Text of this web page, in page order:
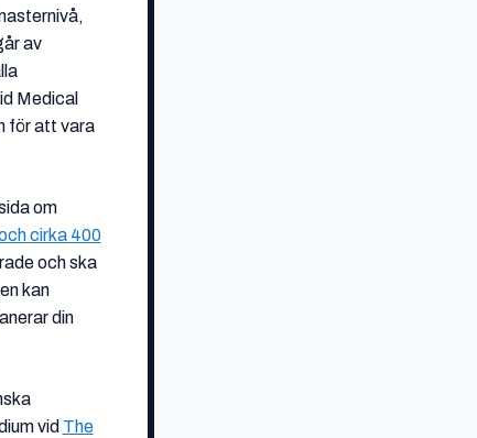
av
Medical
för att vara
om
cirka 400
och ska
kan
din
vid The